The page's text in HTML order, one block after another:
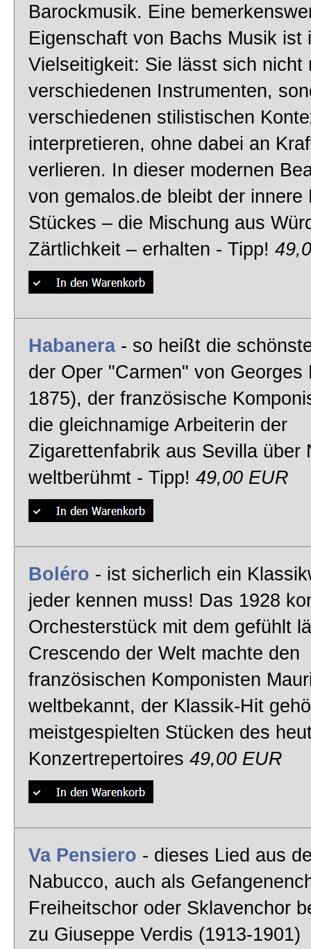
Barockmusik. Eine
Eigenschaft von Bachs Musik ist
Vielseitigkeit: Sie lässt sich nicht
verschiedenen Instrumenten,
verschiedenen stilistischen
interpretieren, ohne dabei an
verlieren. In dieser modernen
von gemalos.de bleibt der innere
Stückes – die Mischung aus
Zärtlichkeit – erhalten - Tipp!
Habanera- so heißt die
der Oper "Carmen" von Georges
1875), der französische
die gleichnamige Arbeiterin der
Zigarettenfabrik aus Sevilla über
weltberühmt - Tipp! 49,00 EUR
Boléro - ist sicherlich ein
jeder kennen muss! Das 1928
Orchesterstück mit dem gefühlt
Crescendo der Welt machte den
französischen Komponisten
weltbekannt, der Klassik-Hit
meistgespielten Stücken des
Konzertrepertoires 49,00 EUR
Va Pensiero - dieses Lied aus
Nabucco, auch als
Freiheitschor oder Sklavenchor
zu Giuseppe Verdis (1913-1901)